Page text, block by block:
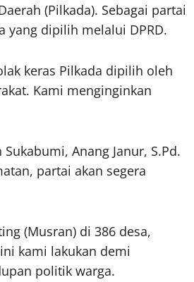
(Pilkada). Sebagai partai
yang dipilih melalui DPRD.
keras Pilkada dipilih oleh
Kami menginginkan
Anang Janur, S.Pd.
partai akan segera
(Musran) di 386 desa,
kami lakukan demi
politik warga.